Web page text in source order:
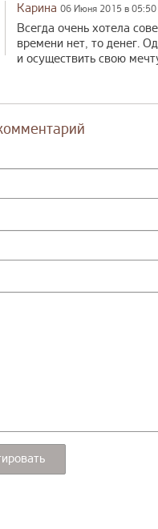
Карина 06 Июня 2015 в 05:50
Всегда очень хотела
времени нет, то денег.
и осуществить свою